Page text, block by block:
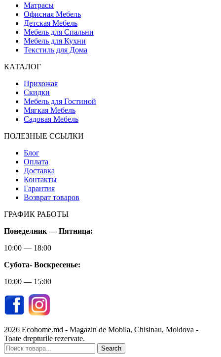
Матрасы
Офисная Мебель
Детская Мебель
Мебель для Спальни
Мебель для Кухни
Текстиль для Дома
КАТАЛОГ
Прихожая
Скидки
Мебель для Гостиной
Мягкая Мебель
Садовая Мебель
ПОЛЕЗНЫЕ ССЫЛКИ
Блог
Оплата
Доставка
Контакты
Гарантия
Возврат товаров
ГРАФИК РАБОТЫ
Понеделник — Пятница:
10:00 — 18:00
Субота- Воскресенье:
10:00 — 15:00
2026 Ecohome.md - Magazin de Mobila, Chisinau, Moldova -
Toate drepturile rezervate.
Search